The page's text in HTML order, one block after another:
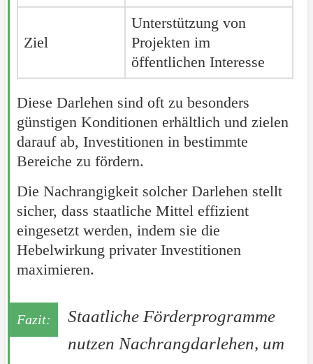
Ziel
Unterstützung von
Projekten im
öffentlichen Interesse
Diese Darlehen sind oft zu besonders
günstigen Konditionen erhältlich und zielen
darauf ab, Investitionen in bestimmte
Bereiche zu fördern.
Die Nachrangigkeit solcher Darlehen stellt
sicher, dass staatliche Mittel effizient
eingesetzt werden, indem sie die
Hebelwirkung privater Investitionen
maximieren.
Staatliche Förderprogramme
nutzen Nachrangdarlehen, um